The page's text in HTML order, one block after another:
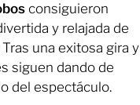
consiguieron
y relajada de
una exitosa gira y
siguen dando de
del espectáculo.